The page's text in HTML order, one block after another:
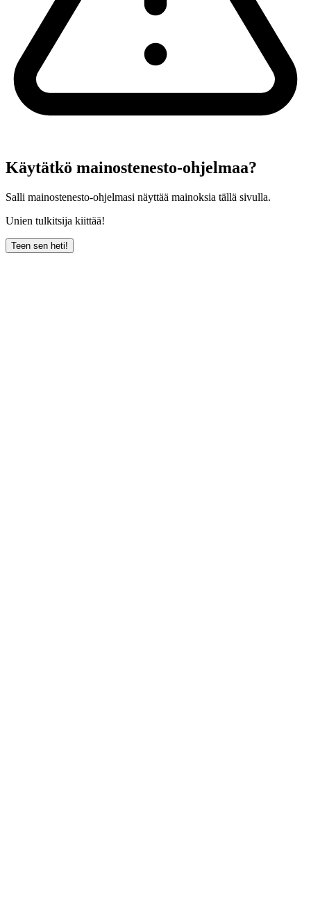
Käytätkö mainostenesto-ohjelmaa?
Salli mainostenesto-ohjelmasi näyttää mainoksia tällä sivulla.
Unien tulkitsija kiittää!
Teen sen heti!